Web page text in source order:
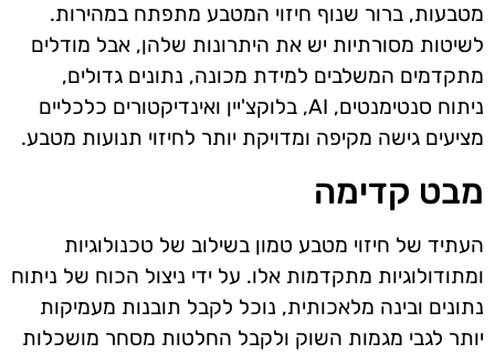
מטבעות, ברור שנוף חיזוי המטבע מתפתח במהירות.
לשיטות מסורתיות יש את היתרונות שלהן, אבל מודלים
מתקדמים המשלבים למידת מכונה, נתונים גדולים,
ניתוח סנטימנטים, AI, בלוקצ'יין ואינדיקטורים כלכליים
מציעים גישה מקיפה ומדויקת יותר לחיזוי תנועות מטבע.
מבט קדימה
העתיד של חיזוי מטבע טמון בשילוב של טכנולוגיות
ומתודולוגיות מתקדמות אלו. על ידי ניצול הכוח של ניתוח
נתונים ובינה מלאכותית, נוכל לקבל תובנות מעמיקות
יותר לגבי מגמות השוק ולקבל החלטות מסחר מושכלות